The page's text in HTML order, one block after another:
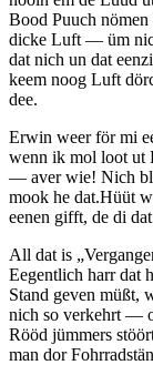
Bood Puuch
dicke Luft — üm
dat nich un dat
keem noog Luft
dee.
Erwin weer för mi
wenn ik mol loot ut
— aver wie! Nich
mook he dat.Hüüt
eenen gifft, de di
All dat is
Eegentlich harr dat
Stand geven müßt,
nich so verkehrt —
Rööd jümmers
man dor